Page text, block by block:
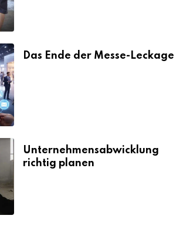
Das Ende der Messe-Leckage
Unternehmensabwicklung
richtig planen